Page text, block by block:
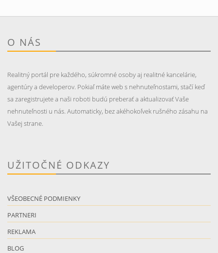
O NÁS
Realitný portál pre každého, súkromné osoby aj realitné kancelárie,
agentúry a developerov. Pokiaľ máte web s nehnuteľnostami, stačí keď
sa zaregistrujete a naši roboti budú preberať a aktualizovať Vaše
nehnuteľnosti u nás. Automaticky, bez akéhokoľvek rušného zásahu na
Vašej strane.
UŽITOČNÉ ODKAZY
VŠEOBECNÉ PODMIENKY
PARTNERI
REKLAMA
BLOG